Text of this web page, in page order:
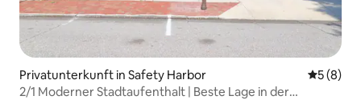
Privatunterkunft in Safety Harbor
5 (8)
2/1 Moderner Stadtaufenthalt | Beste Lage in der